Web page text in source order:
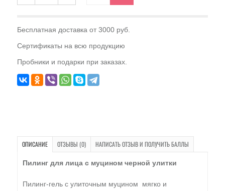
Бесплатная доставка от 3000 руб.
Сертификаты на всю продукцию
Пробники и подарки при заказах.
ОПИСАНИЕ ОТЗЫВЫ (0) НАПИСАТЬ ОТЗЫВ И ПОЛУЧИТЬ БАЛЛЫ
Пилинг для лица с муцином черной улитки
Пилинг-гель с улиточным муцином мягко и